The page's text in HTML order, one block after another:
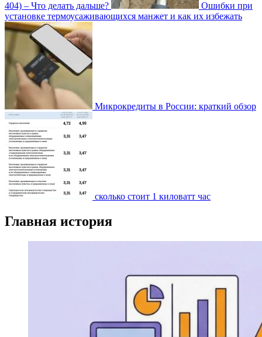
404) – Что делать дальше?
Ошибки при
установке термоусаживающихся манжет и как их избежать
Микрокредиты в России: краткий обзор
сколько стоит 1 киловатт час
Главная история